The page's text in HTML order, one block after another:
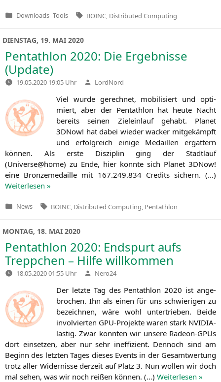
Veröffentlicht
Downloads–Tools Tags:
BOINC Distributed Computing
DIENSTAG, 19. MAI 2020
Pentathlon 2020: Die Ergebnisse
(Update)
19.05.2020 19:05 Uhr Verfasst
von
LordNord
Viel wur­de gerech­net, mobi­li­siert und opti­
miert, aber der Pent­ath­lon hat heu­te Nacht
bereits sei­nen Ziel­ein­lauf gehabt. Pla­net
3DNow! hat dabei wie­der wacker mit­ge­kämpft
und erfolg­reich eini­ge Medail­len ergat­tern
kön­nen. Als ers­te Dis­zi­plin ging der Stadt­lauf
(Universe@home) zu Ende, hier konn­te sich Pla­net 3DNow!
eine Bron­ze­me­dail­le mit 167.249.834 Cre­dits sichern. (…)
Wei­ter­le­sen »
Veröffentlicht
News Tags:
BOINC Distributed Computing Pentathlon
MONTAG, 18. MAI 2020
Pentathlon 2020: Endspurt aufs
Treppchen – Hilfe willkommen
18.05.2020 01:55 Uhr Verfasst
von
Nero24
Der letz­te Tag des Pent­ath­lon 2020 ist ange­
bro­chen. Ihn als einen für uns schwie­ri­gen zu
bezeich­nen, wäre wohl unter­trie­ben. Bei­de
invol­vier­ten GPU-Pro­jek­te waren stark NVI­DIA-
las­tig. Zwar konn­ten wir unse­re Rade­on-GPUs
dort ein­set­zen, aber nur sehr inef­fi­zi­ent. Den­noch sind am
Beginn des letz­ten Tages die­ses Events in der Gesamt­wer­tung
trotz aller Wider­nis­se der­zeit auf Platz 3. Nun wol­len wir doch
mal sehen, was wir noch rei­ßen kön­nen. (…) Wei­ter­le­sen »